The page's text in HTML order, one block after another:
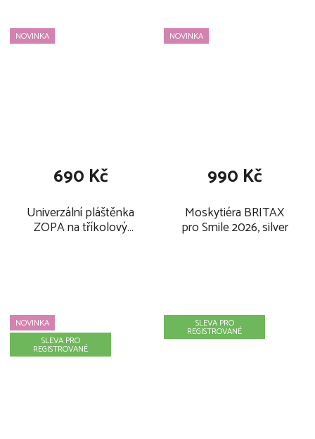
NOVINKA
Univerzální pláštěnka
ZOPA na tříkolový
690 Kč
NOVINKA
Moskytiéra BRITAX
pro Smile 2026, silver
990 Kč
NOVINKA
SLEVA PRO
REGISTROVANÉ
SLEVA PRO
REGISTROVANÉ